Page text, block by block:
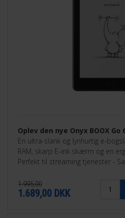
Oplev den nye Onyx BOOX Go
En ultra-slank og lynhurtig e-
RAM, skarp E-ink skærm og en
Perfekt til streaming tjenester -
1.995,00
1.689,00 DKK